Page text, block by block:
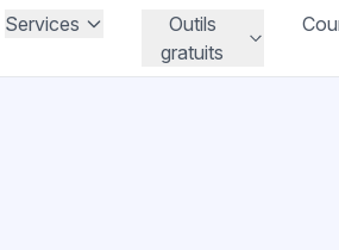
Services
Outils
gratuits